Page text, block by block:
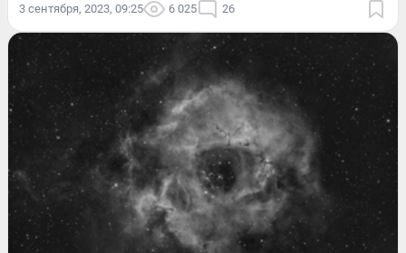
3 сентября, 2023, 09:25 6 025 26